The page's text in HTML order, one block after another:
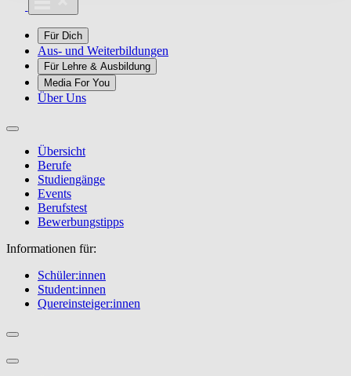
Für Dich
Aus- und Weiterbildungen
Für Lehre & Ausbildung
Media For You
Über Uns
Übersicht
Berufe
Studiengänge
Events
Berufstest
Bewerbungstipps
Informationen für:
Schüler:innen
Student:innen
Quereinsteiger:innen